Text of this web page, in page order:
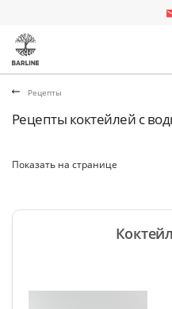
Рецепты
Рецепты коктейлей с
Показать на странице